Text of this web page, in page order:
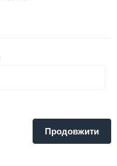
Продовжити